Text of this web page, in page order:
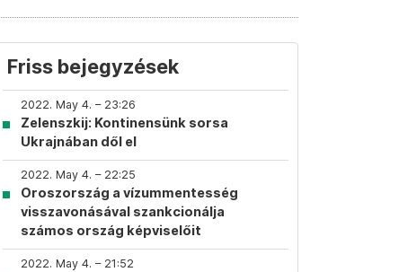
Friss bejegyzések
2022. May 4. – 23:26
Zelenszkij: Kontinensünk sorsa
Ukrajnában dől el
2022. May 4. – 22:25
Oroszország a vízummentesség
visszavonásával szankcionálja
számos ország képviselőit
2022. May 4. – 21:52